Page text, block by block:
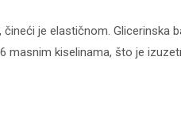
je elastičnom. Glicerinska
masnim kiselinama, što je